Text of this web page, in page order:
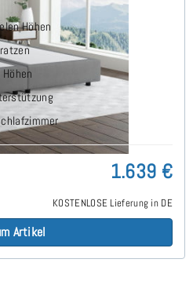
Höhen
1.639 €
KOSTENLOSE Lieferung in DE
Artikel